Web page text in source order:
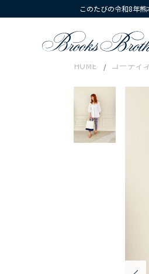
このたびの令和8年
HOME コーディ